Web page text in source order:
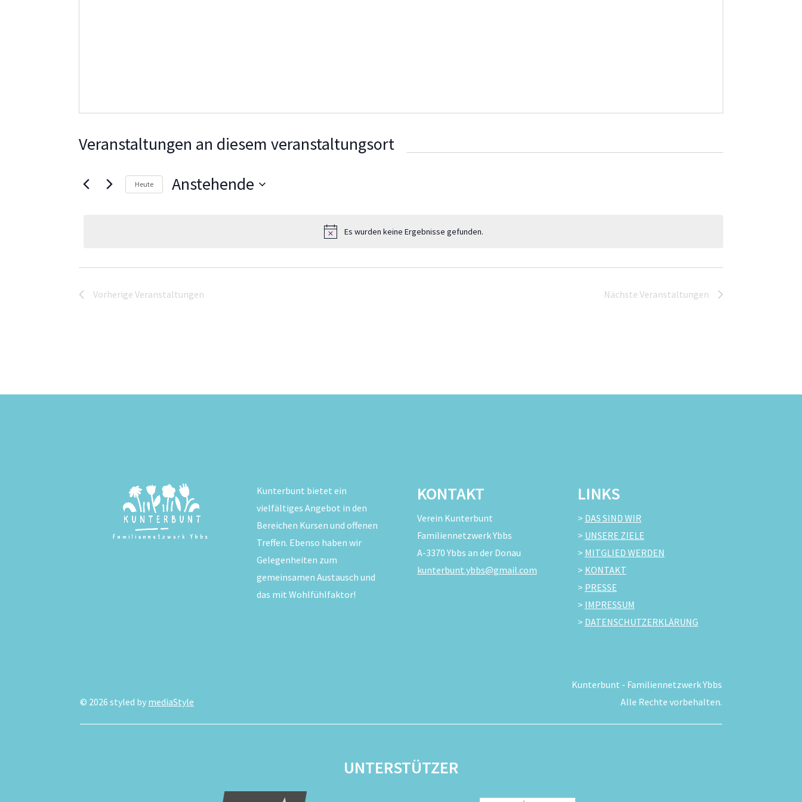
Veranstaltungen an diesem veranstaltungsort
Hinweis
Es wurden keine Ergebnisse gefunden.
Heute Anstehende
Vorherige Veranstaltungen Nächste Veranstaltungen
Kunterbunt bietet ein
vielfältiges Angebot in den
Bereichen Kursen und offenen
Treffen. Ebenso haben wir
Gelegenheiten zum
gemeinsamen Austausch und
das mit Wohlfühlfaktor!
KONTAKT
Verein Kunterbunt
Familiennetzwerk Ybbs
A-3370 Ybbs an der Donau
kunterbunt.ybbs@gmail.com
LINKS
> DAS SIND WIR
> UNSERE ZIELE
> MITGLIED WERDEN
> KONTAKT
> PRESSE
> IMPRESSUM
> DATENSCHUTZERKLÄRUNG
© 2026 styled by mediaStyle
Kunterbunt - Familiennetzwerk Ybbs
Alle Rechte vorbehalten.
UNTERSTÜTZER